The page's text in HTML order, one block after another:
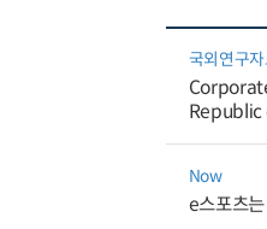
국외연구
Republic
Now
e스포츠